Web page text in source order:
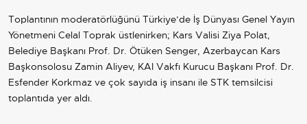
Toplantının moderatörlüğünü Türkiye’de İş Dünyası Genel Yayın
Yönetmeni Celal Toprak üstlenirken; Kars Valisi Ziya Polat,
Belediye Başkanı Prof. Dr. Ötüken Senger, Azerbaycan Kars
Başkonsolosu Zamin Aliyev, KAI Vakfı Kurucu Başkanı Prof. Dr.
Esfender Korkmaz ve çok sayıda iş insanı ile STK temsilcisi
toplantıda yer aldı.